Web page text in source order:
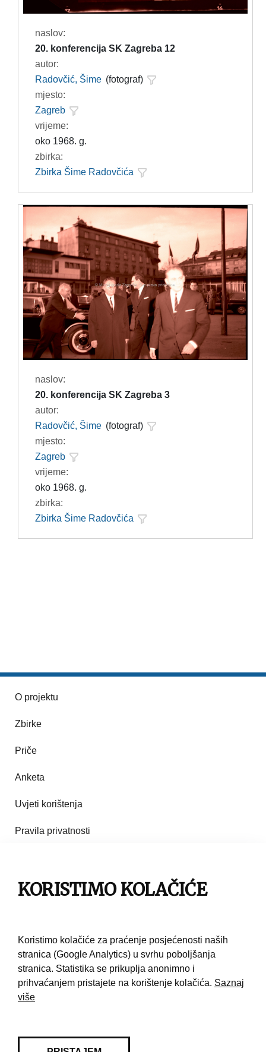
naslov:
20. konferencija SK Zagreba 12
autor:
Radovčić, Šime (fotograf)
mjesto:
Zagreb
vrijeme:
oko 1968. g.
zbirka:
Zbirka Šime Radovčića
naslov:
20. konferencija SK Zagreba 3
autor:
Radovčić, Šime (fotograf)
mjesto:
Zagreb
vrijeme:
oko 1968. g.
zbirka:
Zbirka Šime Radovčića
O projektu
Zbirke
Priče
Anketa
Uvjeti korištenja
Pravila privatnosti
Pravila korištenja
KORISTIMO KOLAČIĆE
Koristimo kolačiće za praćenje posjećenosti naših
stranica (Google Analytics) u svrhu poboljšanja
stranica. Statistika se prikuplja anonimno i
prihvaćanjem pristajete na korištenje kolačića. Saznaj
više